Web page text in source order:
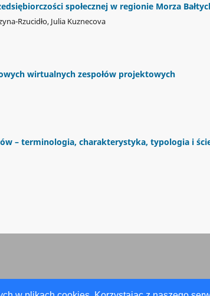
społecznej w regionie Morza
Rzucidło, Julia Kuznecova
wirtualnych zespołów projektowych
– terminologia, charakterystyka, typologia i